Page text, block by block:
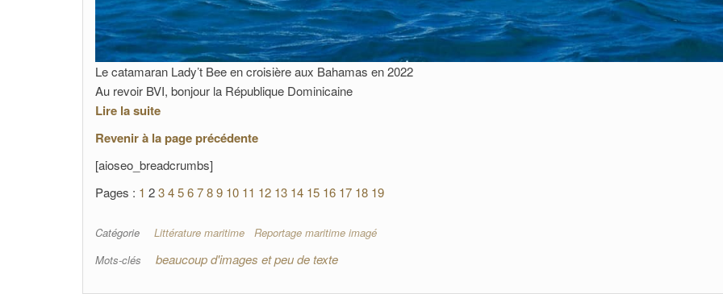
Le catamaran Lady’t Bee en croisière aux Bahamas en 2022
Au revoir BVI, bonjour la République Dominicaine
Lire la suite
Revenir à la page précédente
[aioseo_breadcrumbs]
Pages : 1 23456789 10 11 12 13 14 15 16 17 18 19
Catégorie Littérature maritime
Reportage maritime imagé
Mots-clés
beaucoup d'images et peu de texte